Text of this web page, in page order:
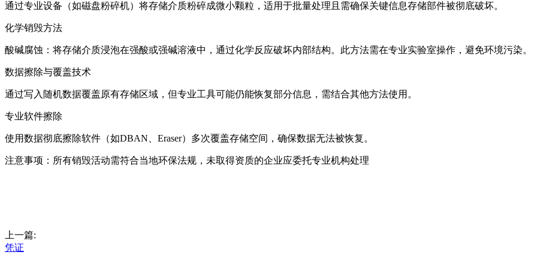
通过专业设备（如磁盘粉碎机）将存储介质粉碎成微小颗粒，适用于批量处理且需确保关键信息存储部件被彻底破坏。‌‌
‌化学销毁方法‌
‌酸碱腐蚀‌：将存储介质浸泡在强酸或强碱溶液中，通过化学反应破坏内部结构。此方法需在专业实验室操作，避免环境污染。‌‌
‌数据擦除与覆盖技术‌
通过写入随机数据覆盖原有存储区域，但专业工具可能仍能恢复部分信息，需结合其他方法使用。‌‌
‌专业软件擦除‌
使用数据彻底擦除软件（如DBAN、Eraser）多次覆盖存储空间，确保数据无法被恢复。‌‌
‌注意事项‌：所有销毁活动需符合当地环保法规，未取得资质的企业应委托专业机构处理
上一篇:
凭证